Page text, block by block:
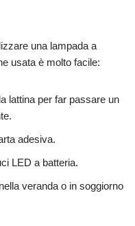
una lampada a
usata è molto facile:
lattina per far passare un
adesiva.
LED a batteria.
veranda o in soggiorno